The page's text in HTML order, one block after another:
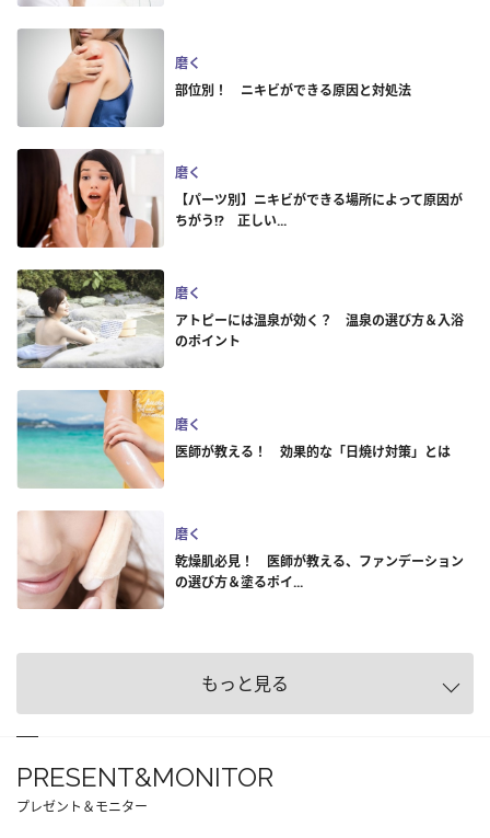
磨く
部位別！ ニキビができる原因と対処法
磨く
【パーツ別】ニキビができる場所によって原因が
ちがう!? 正しい...
磨く
アトピーには温泉が効く？ 温泉の選び方＆入浴
のポイント
磨く
医師が教える！ 効果的な「日焼け対策」とは
磨く
乾燥肌必見！ 医師が教える、ファンデーション
の選び方＆塗るポイ...
もっと見る
PRESENT&MONITOR
プレゼント＆モニター